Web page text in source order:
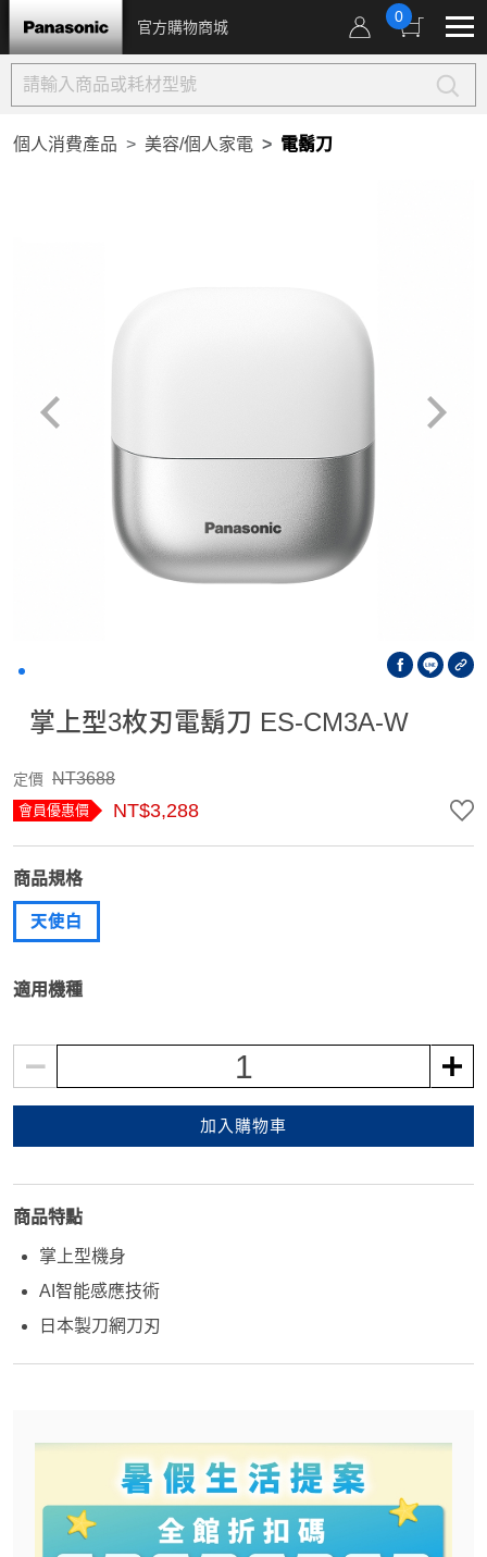
官方購物商城
0
個人消費產品 美容/個人家電 電鬍刀
掌上型3枚刃電鬍刀 ES-CM3A-W
定價 NT3688
會員優惠價 NT$3,288
商品規格
天使白
適用機種
1
加入購物車
商品特點
掌上型機身
AI智能感應技術
日本製刀網刀刃